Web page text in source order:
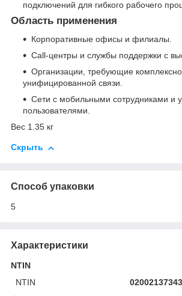
подключений для гибкого рабочего
Область применения
Корпоративные офисы и филиалы.
Call‑центры и службы поддержки с
Организации, требующие
унифицированной связи.
Сети с мобильными сотрудниками и
пользователями.
Вес 1.35 кг
Скрыть
Способ упаковки
5
Характеристики
NTIN
NTIN